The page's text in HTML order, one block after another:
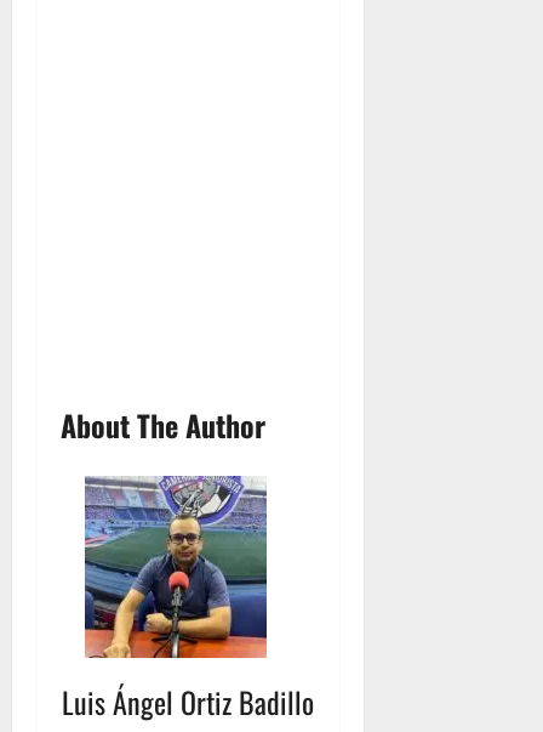
About The Author
Luis Ángel Ortiz Badillo